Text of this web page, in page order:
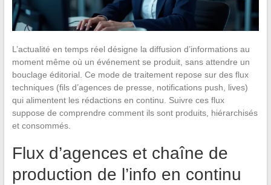
L’actualité en temps réel désigne la diffusion d’informations au
moment même où un événement se produit, sans attendre un
bouclage éditorial. Ce mode de traitement repose sur des flux
techniques (fils d’agences de presse, notifications push, lives)
qui alimentent les rédactions en continu. Suivre ces flux
suppose de comprendre comment ils sont produits, hiérarchisés
et consommés.
Flux d’agences et chaîne de
production de l’info en continu